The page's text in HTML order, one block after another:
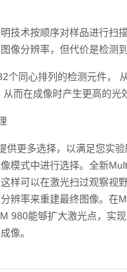
术按顺序对样品进行扫
像分辨率，但代价是检测
同心排列的检测元件，
而在成像时产生更高的光
更多选择，以满足您实验
模式中进行选择。全新
样可以在激光扫过观察
辨率来重建最终图像。
980‍能够扩大激光点，实
像。